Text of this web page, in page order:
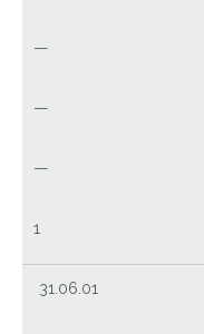
—
—
—
1
31.06.01